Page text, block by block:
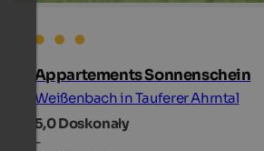
Appartements Sonnenschein
Weißenbach in Tauferer Ahrntal
5,0Doskonały
-